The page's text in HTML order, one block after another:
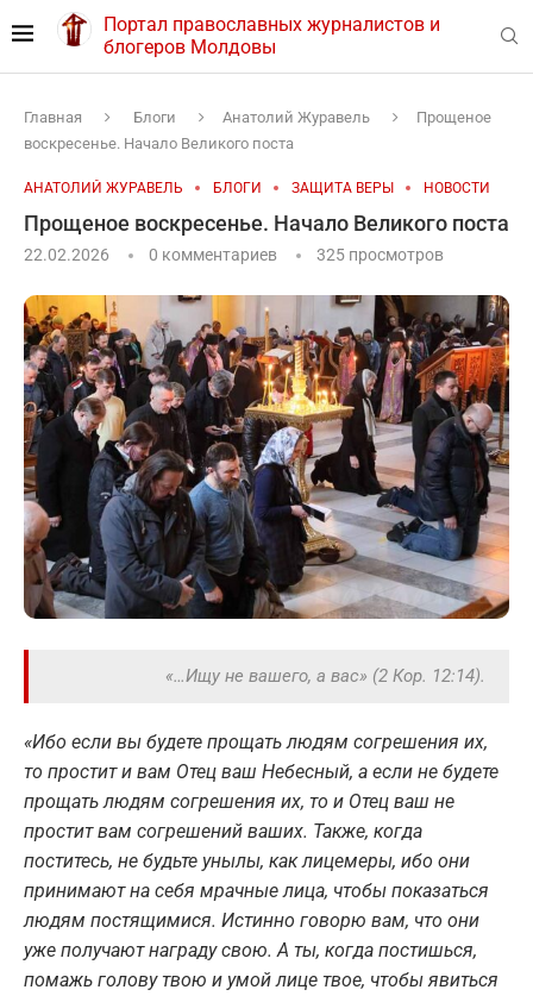
Портал православных журналистов и
блогеров Молдовы
Главная Блоги Анатолий Журавель
Прощеное
воскресенье. Начало Великого поста
АНАТОЛИЙ ЖУРАВЕЛЬ БЛОГИ ЗАЩИТА ВЕРЫ НОВОСТИ
Прощеное воскресенье. Начало Великого поста
22.02.2026 0 комментариев 325 просмотров
«…Ищу не вашего, а вас» (2 Кор. 12:14).
«Ибо если вы будете прощать людям согрешения их,
то простит и вам Отец ваш Небесный, а если не будете
прощать людям согрешения их, то и Отец ваш не
простит вам согрешений ваших. Также, когда
поститесь, не будьте унылы, как лицемеры, ибо они
принимают на себя мрачные лица, чтобы показаться
людям постящимися. Истинно говорю вам, что они
уже получают награду свою. А ты, когда постишься,
помажь голову твою и умой лице твое, чтобы явиться